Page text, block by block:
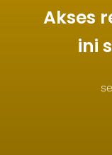
Akses
ini